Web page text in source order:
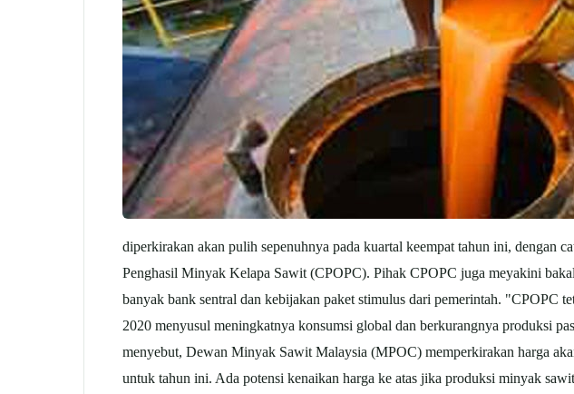
diperkirakan akan pulih sepenuhnya pada kuartal keempat tahun ini, dengan
Penghasil Minyak Kelapa Sawit (CPOPC). Pihak CPOPC juga meyakini
banyak bank sentral dan kebijakan paket stimulus dari pemerintah. "CPOPC
2020 menyusul meningkatnya konsumsi global dan berkurangnya produksi
menyebut, Dewan Minyak Sawit Malaysia (MPOC) memperkirakan harga
untuk tahun ini. Ada potensi kenaikan harga ke atas jika produksi minyak